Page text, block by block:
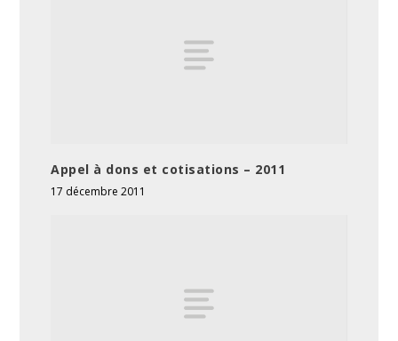
Appel à dons et cotisations – 2011
17 décembre 2011